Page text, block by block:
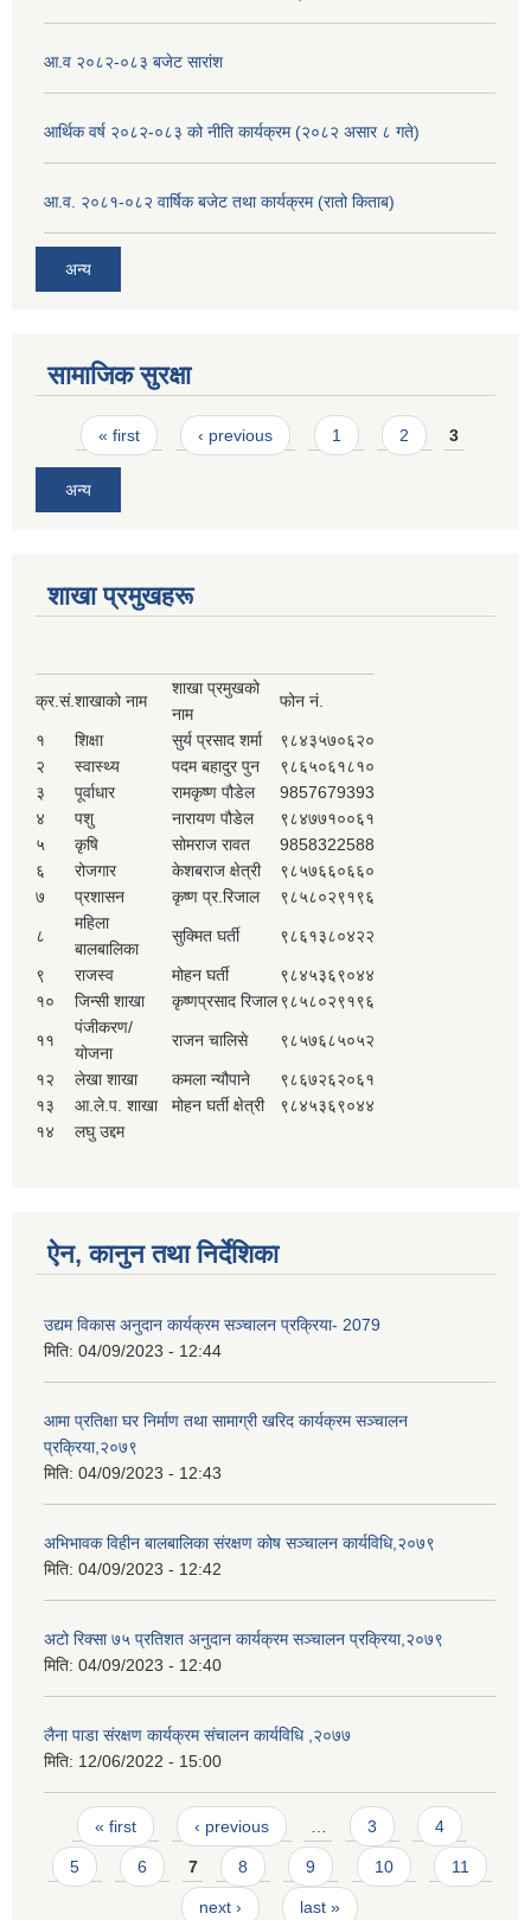
आ.व २०८२-०८३ बजेट सारांश
आर्थिक वर्ष २०८२-०८३ को नीति कार्यक्रम (२०८२ असार ८ गते)
आ.व. २०८१-०८२ वार्षिक बजेट तथा कार्यक्रम (रातो किताब)
अन्य
सामाजिक सुरक्षा
Pages
« first ‹ previous 1 2 3
अन्य
शाखा प्रमुखहरू
क्र.सं.शाखाको नाम
शाखा प्रमुखको
नाम
फोन नं.
१ शिक्षा सुर्य प्रसाद शर्मा
९८४३५७०६२०
२
स्वास्थ्य पदम बहादुर पुन
९८६५०६१८१०
३
पूर्वाधार रामकृष्ण पौडेल
9857679393
४
पशु नारायण पौडेल
९८४७७१००६१
५
कृषि सोमराज रावत
9858322588
६
रोजगार केशबराज क्षेत्री
९८५७६६०६६०
७
प्रशासन कृष्ण प्र.रिजाल ९८५८०२९१९६
८
महिला
बालबालिका
सुक्मित घर्ती ९८६१३८०४२२
९ राजस्व मोहन घर्ती
९८४५३६९०४४
१०
जिन्सी शाखा कृष्णप्रसाद रिजाल९८५८०२९१९६
११
पंजीकरण/
योजना
राजन चालिसे ९८५७६८५०५२
१२ लेखा शाखा कमला न्यौपाने
९८६७२६२०६१
१३
आ.ले.प. शाखा मोहन घर्ती क्षेत्री
९८४५३६९०४४
१४
लघु उद्दम
ऐन, कानुन तथा निर्देशिका
उद्यम विकास अनुदान कार्यक्रम सञ्चालन प्रक्रिया- 2079
मिति: 04/09/2023 - 12:44
आमा प्रतिक्षा घर निर्माण तथा सामाग्री खरिद कार्यक्रम सञ्चालन
प्रक्रिया,२०७९
मिति: 04/09/2023 - 12:43
अभिभावक विहीन बालबालिका संरक्षण कोष सञ्चालन कार्यविधि,२०७९
मिति: 04/09/2023 - 12:42
अटो रिक्सा ७५ प्रतिशत अनुदान कार्यक्रम सञ्चालन प्रक्रिया,२०७९
मिति: 04/09/2023 - 12:40
लैना पाडा संरक्षण कार्यक्रम संचालन कार्यविधि ,२०७७
मिति: 12/06/2022 - 15:00
Pages
« first ‹ previous 3 4
5 6 7 8 9 10 11
next › last »